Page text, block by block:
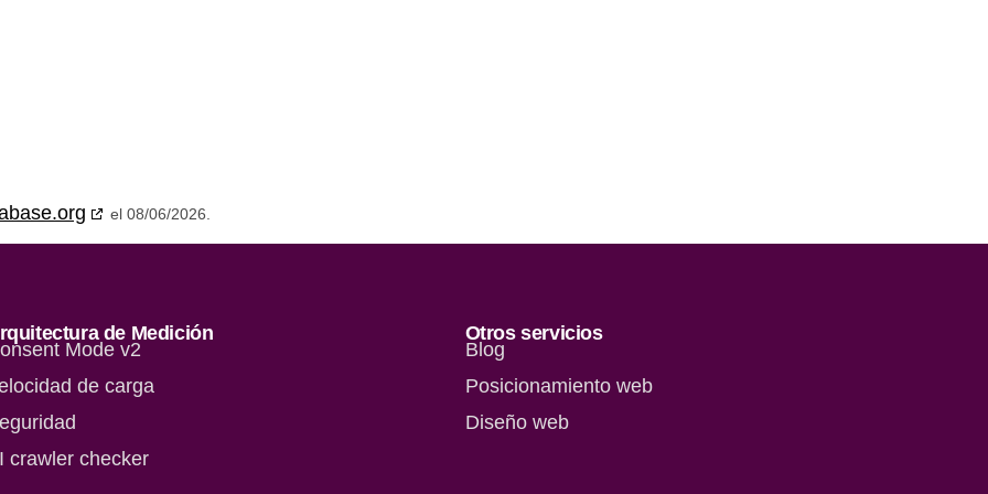
el 08/06/2026.
de Medición
Mode v2
de carga
crawler checker
Otros servicios
Blog
Posicionamiento web
Diseño web